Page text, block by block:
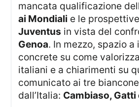
mancata qualificazione
ai Mondiali e le
Juventus in vista del
Genoa. In mezzo, spazio a
concrete su come
italiani e a chiarimenti su
comunicato ai tre
dall’Italia: Cambiaso, Gatti